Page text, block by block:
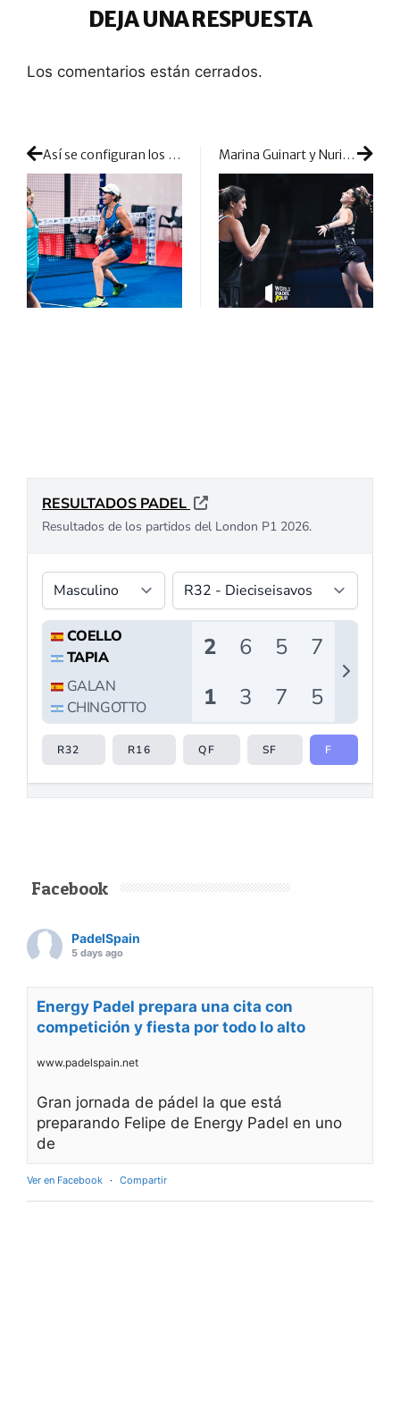
DEJA UNA RESPUESTA
Los comentarios están cerrados.
Así se configuran los octavos de final femeninos en Paraguay: las cabezas de serie llegan con ganas de ponerle picante al torneo Marina Guinart y Nuria Rodríguez protagonizan uno de los dos golpes al ranking de la jornada de octavos
Facebook
PadelSpain
5 days ago
Energy Padel prepara una cita con
competición y fiesta por todo lo alto
www.padelspain.net
Gran jornada de pádel la que está
preparando Felipe de Energy Padel en uno
de
Ver en Facebook · Compartir